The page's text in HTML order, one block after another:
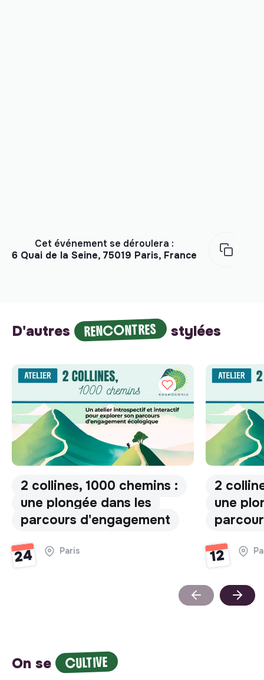
Cet événement se déroulera :
6 Quai de la Seine, 75019 Paris, France
D'autres RENCONTRES stylées
2 collines, 1000 chemins :
une plongée dans les
parcours d'engagement
24 Paris
2
une
12
On se CULTIVE